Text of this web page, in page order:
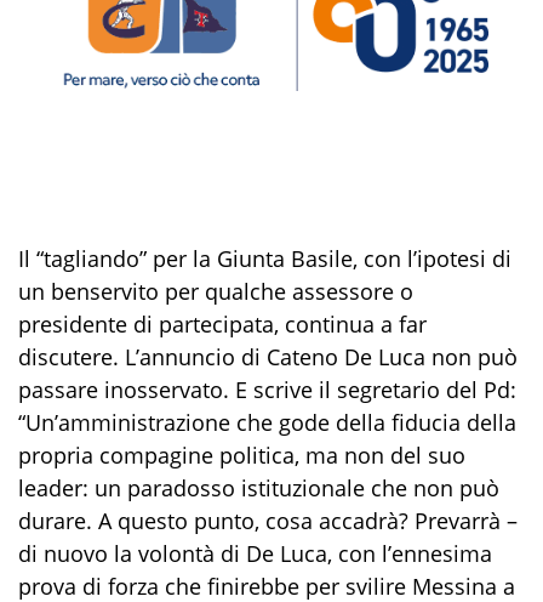
Il “tagliando” per la Giunta Basile, con l’ipotesi di
un benservito per qualche assessore o
presidente di partecipata, continua a far
discutere. L’annuncio di Cateno De Luca non può
passare inosservato. E scrive il segretario del Pd:
“Un’amministrazione che gode della fiducia della
propria compagine politica, ma non del suo
leader: un paradosso istituzionale che non può
durare. A questo punto, cosa accadrà? Prevarrà –
di nuovo la volontà di De Luca, con l’ennesima
prova di forza che finirebbe per svilire Messina a